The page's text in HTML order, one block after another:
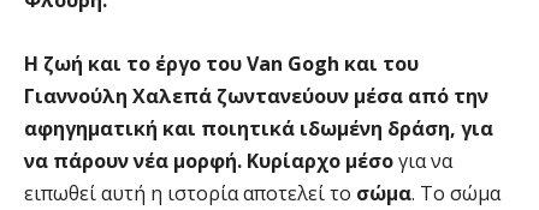
Η ζωή και το έργο του Van Gogh και του
Γιαννούλη Χαλεπά ζωντανεύουν μέσα από την
αφηγηματική και ποιητικά ιδωμένη δράση, για
να πάρουν νέα μορφή. Κυρίαρχο μέσογια να
ειπωθεί αυτή η ιστορία αποτελεί το σώμα. Το σώμα